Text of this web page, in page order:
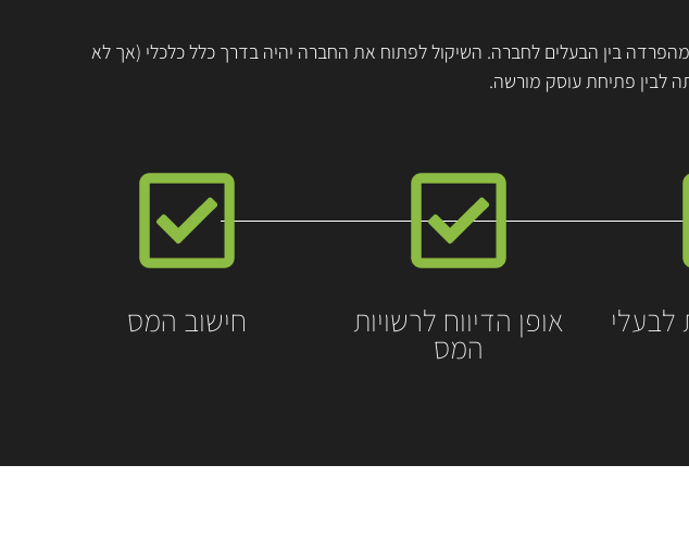
בין הבעלים לחברה. השיקול לפתוח את החברה יהיה בדרך כלל כלכלי (אך לא
לבין פתיחת עוסק מורשה.
אופן הדיווח לרשויות
המס
חישוב המס